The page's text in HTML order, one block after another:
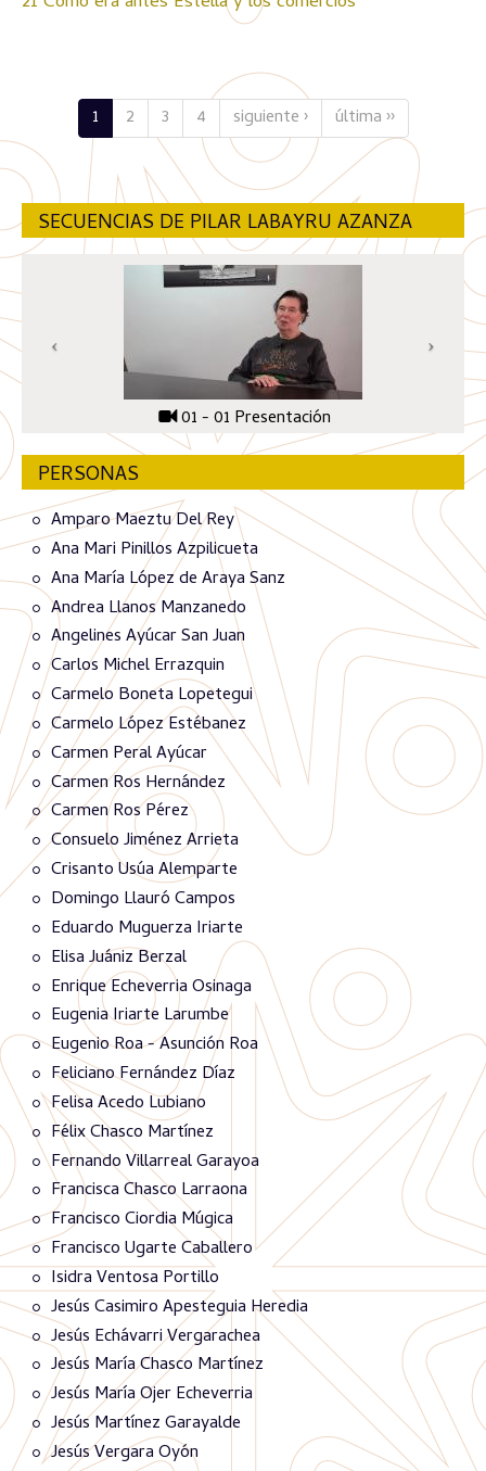
1 2 3 4 siguiente › última ››
SECUENCIAS DE PILAR LABAYRU AZANZA
01 - 01 Presentación
PERSONAS
Amparo Maeztu Del Rey
Ana Mari Pinillos Azpilicueta
Ana María López de Araya Sanz
Andrea Llanos Manzanedo
Angelines Ayúcar San Juan
Carlos Michel Errazquin
Carmelo Boneta Lopetegui
Carmelo López Estébanez
Carmen Peral Ayúcar
Carmen Ros Hernández
Carmen Ros Pérez
Consuelo Jiménez Arrieta
Crisanto Usúa Alemparte
Domingo Llauró Campos
Eduardo Muguerza Iriarte
Elisa Juániz Berzal
Enrique Echeverria Osinaga
Eugenia Iriarte Larumbe
Eugenio Roa - Asunción Roa
Feliciano Fernández Díaz
Felisa Acedo Lubiano
Félix Chasco Martínez
Fernando Villarreal Garayoa
Francisca Chasco Larraona
Francisco Ciordia Múgica
Francisco Ugarte Caballero
Isidra Ventosa Portillo
Jesús Casimiro Apesteguia Heredia
Jesús Echávarri Vergarachea
Jesús María Chasco Martínez
Jesús María Ojer Echeverria
Jesús Martínez Garayalde
Jesús Vergara Oyón